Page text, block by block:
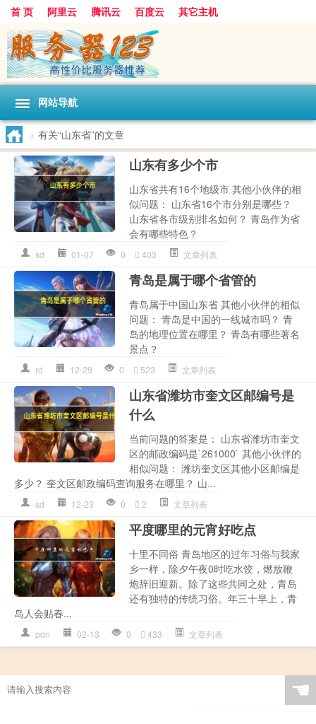
首 页 阿里云 腾讯云 百度云 其它主机
网站导航
> 有关“山东省”的文章
山东有多少个市
山东省共有16个地级市 其他小伙伴的相
似问题： 山东省16个市分别是哪些？
山东省各市级别排名如何？ 青岛作为省
会有哪些特色？
sd 01-07 0 403 文章列表
青岛是属于哪个省管的
青岛属于中国山东省 其他小伙伴的相似
问题： 青岛是中国的一线城市吗？ 青
岛的地理位置在哪里？ 青岛有哪些著名
景点？
rd 12-29 0 523 文章列表
山东省潍坊市奎文区邮编号是
什么
当前问题的答案是： 山东省潍坊市奎文
区的邮政编码是`261000` 其他小伙伴的
相似问题： 潍坊奎文区其他小区邮编是
多少？ 奎文区邮政编码查询服务在哪里？ 山...
sd 12-23 0 2 文章列表
平度哪里的元宵好吃点
十里不同俗 青岛地区的过年习俗与我家
乡一样，除夕午夜0时吃水饺，燃放鞭
炮辞旧迎新。除了这些共同之处，青岛
还有独特的传统习俗。年三十早上，青
岛人会贴春...
pdn 02-13 0 433 文章列表
☚